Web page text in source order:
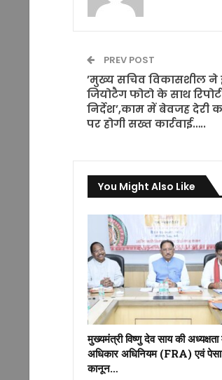
PREV POST
’मुख्य सचिव विकासशील ने
जियोटैग फोटो के साथ
निर्देश’,काम में बेवजह देरी
पर होगी सख्त कार्रवाई…..
You Might Also Like
मुख्यमंत्री विष्णु देव साय की
अधिकार अधिनियम (FRA) एवं पेसा
कानून…